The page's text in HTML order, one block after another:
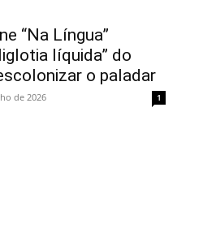
“Na Língua”
líquida” do
o paladar
de 2026 1